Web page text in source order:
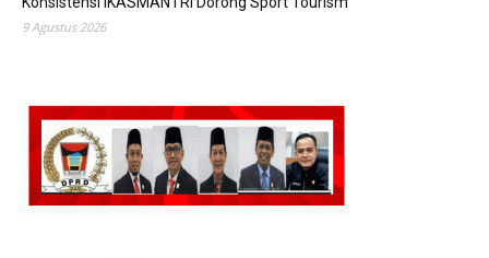
9 Agustus 2026